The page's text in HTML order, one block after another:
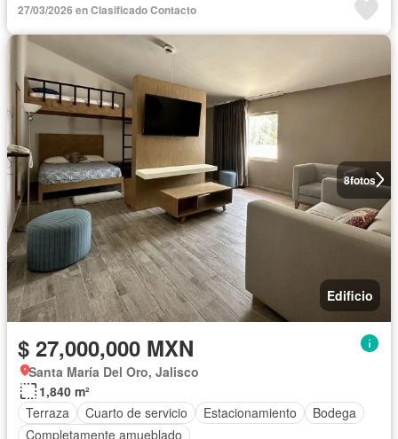
27/03/2026 en Clasificado Contacto
8fotos
Edificio
$ 27,000,000 MXN
Santa María Del Oro, Jalisco
1,840 m²
Terraza
Cuarto de servicio Estacionamiento
Bodega
Completamente amueblado